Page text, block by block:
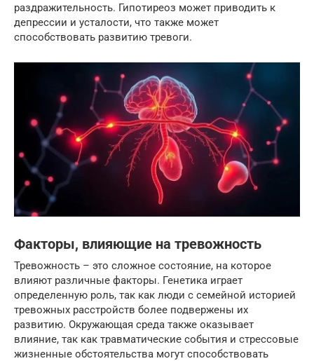
раздражительность. Гипотиреоз может приводить к
депрессии и усталости, что также может
способствовать развитию тревоги.
Факторы, влияющие на тревожность
Тревожность – это сложное состояние, на которое
влияют различные факторы. Генетика играет
определенную роль, так как люди с семейной историей
тревожных расстройств более подвержены их
развитию. Окружающая среда также оказывает
влияние, так как травматические события и стрессовые
жизненные обстоятельства могут способствовать